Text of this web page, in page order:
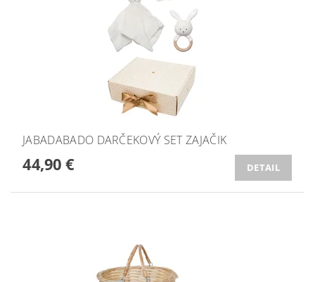
JABADABADO DARČEKOVÝ SET ZAJAČIK
44,90 € DETAIL